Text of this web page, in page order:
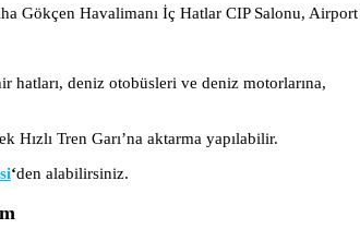
Gökçen Havalimanı İç Hatlar CIP Salonu,
hatları, deniz otobüsleri ve deniz motorlarına,
Hızlı Tren Garı’na aktarma yapılabilir.
‘den alabilirsiniz.